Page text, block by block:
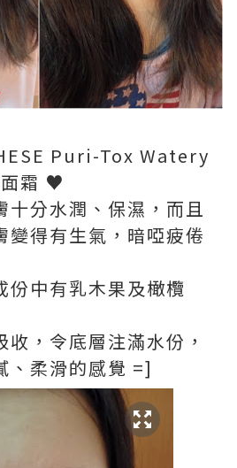
Puri-Tox Watery
霜 ♥
十分水潤、保濕，而且
變得有生氣，暗啞疲倦
份中有乳木果及橄欖
，令底層注滿水份，
、柔滑的感覺 =]